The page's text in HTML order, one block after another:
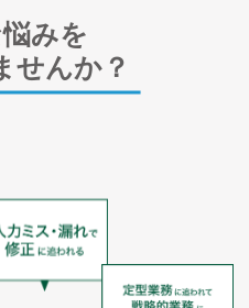
みを
せんか？